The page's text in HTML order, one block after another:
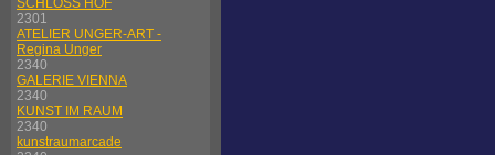
SCHLOSS HOF
2301
ATELIER UNGER-ART -
Regina Unger
2340
GALERIE VIENNA
2340
KUNST IM RAUM
2340
kunstraumarcade